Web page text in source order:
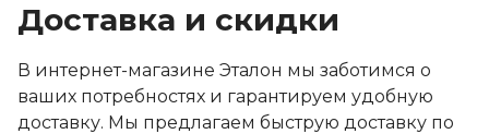
Доставка и скидки
В интернет-магазине Эталон мы заботимся о
ваших потребностях и гарантируем удобную
доставку. Мы предлагаем быструю доставку по